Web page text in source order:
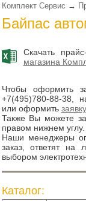
Комплект Сервис →
Байпас
Скачать
магазина
Чтобы оформить
+7(495)780-88-38,
или оформить
Также Вы можете
правом нижнем углу.
Наши менеджеры
заказ, ответят на
выбором
Каталог: